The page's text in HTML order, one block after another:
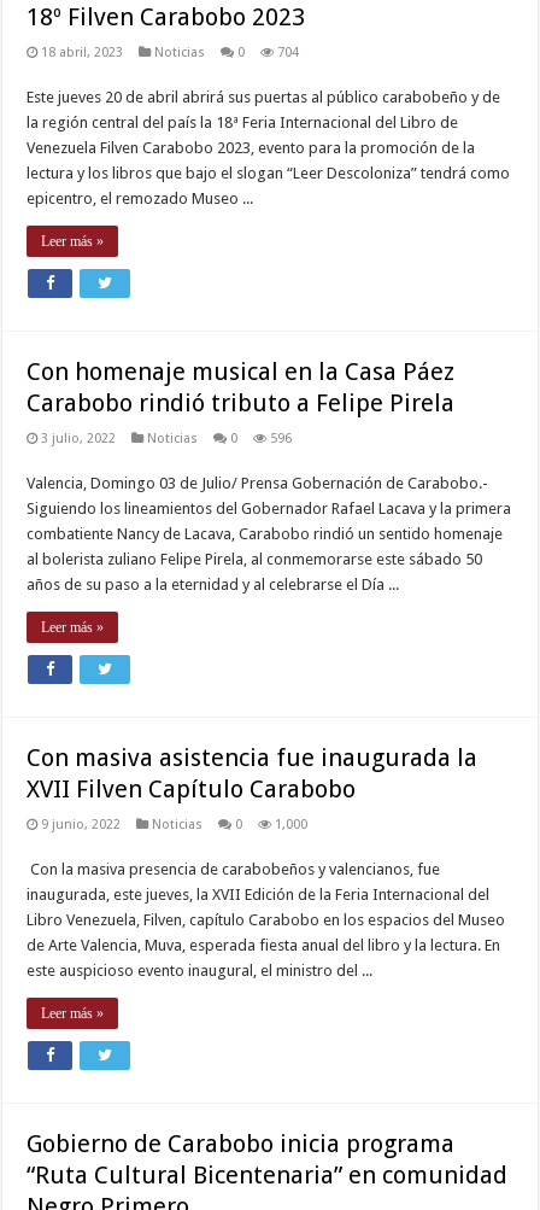
18º Filven Carabobo 2023
18 abril, 2023 Noticias 0 704
Este jueves 20 de abril abrirá sus puertas al público carabobeño y de
la región central del país la 18ª Feria Internacional del Libro de
Venezuela Filven Carabobo 2023, evento para la promoción de la
lectura y los libros que bajo el slogan “Leer Descoloniza” tendrá como
epicentro, el remozado Museo ...
Leer más »
Con homenaje musical en la Casa Páez
Carabobo rindió tributo a Felipe Pirela
3 julio, 2022 Noticias 0 596
Valencia, Domingo 03 de Julio/ Prensa Gobernación de Carabobo.-
Siguiendo los lineamientos del Gobernador Rafael Lacava y la primera
combatiente Nancy de Lacava, Carabobo rindió un sentido homenaje
al bolerista zuliano Felipe Pirela, al conmemorarse este sábado 50
años de su paso a la eternidad y al celebrarse el Día ...
Leer más »
Con masiva asistencia fue inaugurada la
XVII Filven Capítulo Carabobo
9 junio, 2022 Noticias 0 1,000
Con la masiva presencia de carabobeños y valencianos, fue
inaugurada, este jueves, la XVII Edición de la Feria Internacional del
Libro Venezuela, Filven, capítulo Carabobo en los espacios del Museo
de Arte Valencia, Muva, esperada fiesta anual del libro y la lectura. En
este auspicioso evento inaugural, el ministro del ...
Leer más »
Gobierno de Carabobo inicia programa
“Ruta Cultural Bicentenaria” en comunidad